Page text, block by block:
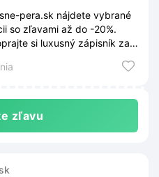
pera.sk nájdete vybrané
so zľavami až do -20%.
si luxusný zápisník za
zľavu